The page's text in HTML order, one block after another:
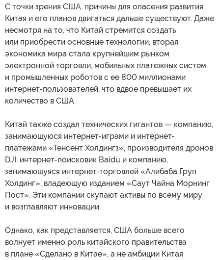
С точки зрения США, причины для опасения развития
Китая и его планов двигаться дальше существуют. Даже
несмотря на то, что Китай стремится создать
или приобрести основные технологии, вторая
экономика мира стала крупнейшим рынком
электронной торговли, мобильных платежных систем
и промышленных роботов с ее 800 миллионами
интернет-пользователей, что вдвое превышает их
количество в США.
Китай также создал технических гигантов — компанию,
занимающуюся интернет-играми и интернет-
платежами «Тенсент Холдингз», производителя дронов
DJI, интернет-поисковик Baidu и компанию,
занимающуяся интернет-торговлей «Алибаба Груп
Холдинг», владеющую изданием «Саут Чайна Морнинг
Пост». Эти компании скупают активы по всему миру
и возглавляют инновации.
Однако, как представляется, США больше всего
волнует именно роль китайского правительства
в плане «Сделано в Китае», а не амбиции Китая